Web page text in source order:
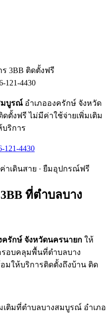
3BB ติดตั้งฟรี
121-4430
มบูรณ์ อำเภอองครักษ์ จังหวัด
ตั้งฟรี ไม่มีค่าใช้จ่ายเพิ่มเติม
ริการ
121-4430
าเดินสาย · ยืมอุปกรณ์ฟรี
ที่ตำบลบาง
ครักษ์ จังหวัดนครนายก ให้
รอบคลุมพื้นที่ตำบลบาง
มให้บริการติดตั้งถึงบ้าน ติด
ติมที่ตำบลบางสมบูรณ์ อำเภอ